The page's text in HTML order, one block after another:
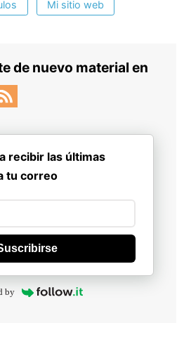
Mi sitio web
de nuevo material en
recibir las últimas
tu correo
by